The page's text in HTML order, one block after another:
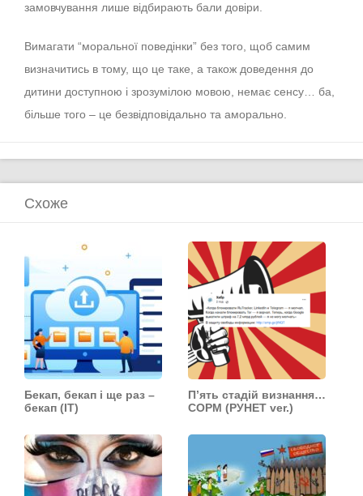
замовчування лише відбирають бали довіри.
Вимагати “моральної поведінки” без того, щоб самим
визначитись в тому, що це таке, а також доведення до
дитини доступною і зрозумілою мовою, немає сенсу… ба,
більше того – це безвідповідально та аморально.
Схоже
Бекап, бекап і ще раз –
бекап (IT)
П’ять стадій визнання…
СОРМ (РУНЕТ ver.)